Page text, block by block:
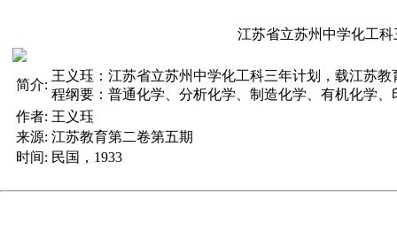
江苏省立苏州中学化工科
简介:
王义珏：江苏省立苏州中学化工科三年计划，载江苏
程纲要：普通化学、分析化学、制造化学、有机化学、
作者: 王义珏
来源: 江苏教育第二卷第五期
时间: 民国，1933